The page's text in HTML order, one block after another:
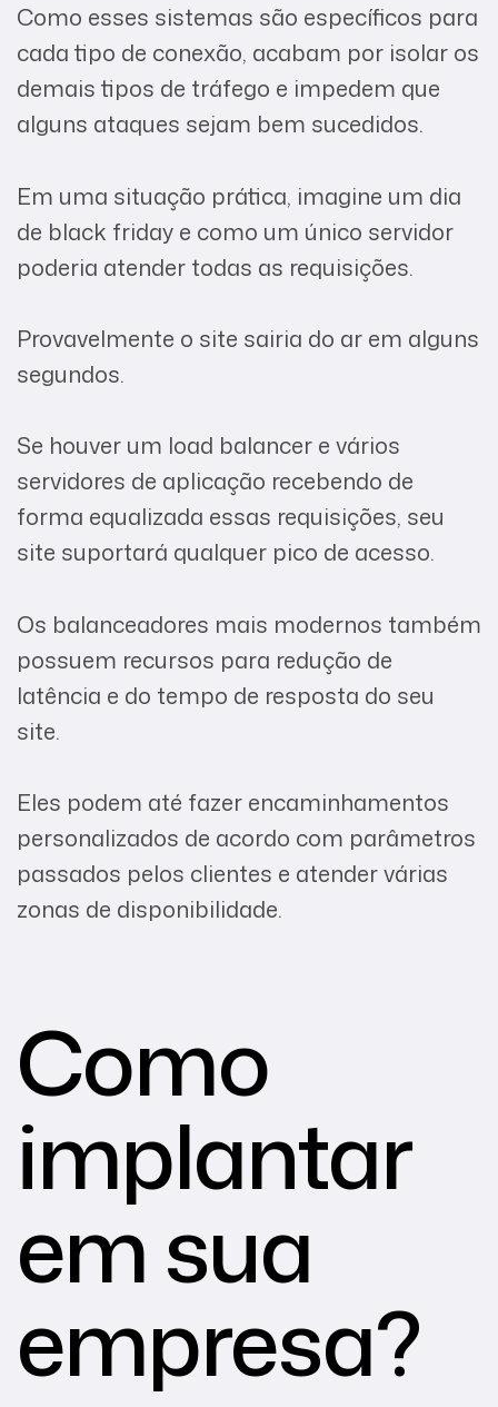
Como esses sistemas são específicos para
cada tipo de conexão, acabam por isolar os
demais tipos de tráfego e impedem que
alguns ataques sejam bem sucedidos.
Em uma situação prática, imagine um dia
de black friday e como um único servidor
poderia atender todas as requisições.
Provavelmente o site sairia do ar em alguns
segundos.
Se houver um load balancer e vários
servidores de aplicação recebendo de
forma equalizada essas requisições, seu
site suportará qualquer pico de acesso.
Os balanceadores mais modernos também
possuem recursos para redução de
latência e do tempo de resposta do seu
site.
Eles podem até fazer encaminhamentos
personalizados de acordo com parâmetros
passados pelos clientes e atender várias
zonas de disponibilidade.
Como
implantar
em sua
empresa?